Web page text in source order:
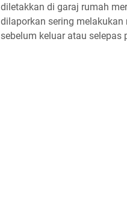
diletakkan di garaj rumah
dilaporkan sering
sebelum keluar atau selepas